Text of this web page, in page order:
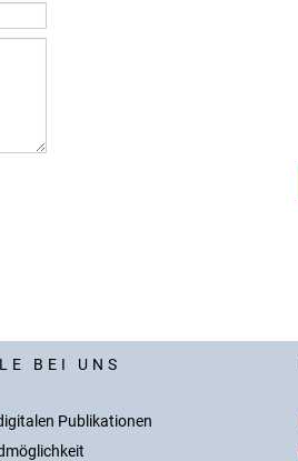
BEI UNS
Publikationen